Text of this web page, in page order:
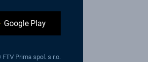
Google Play
FTV Prima spol. s r.o.